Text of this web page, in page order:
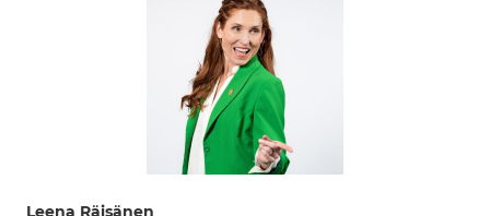
Leena Räisänen